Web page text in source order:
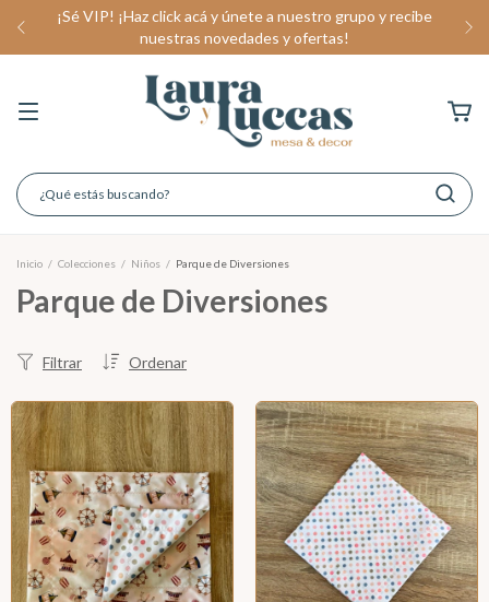
¡Sé VIP! ¡Haz click acá y únete a nuestro grupo y recibe
nuestras novedades y ofertas!
Inicio / Colecciones / Niños / Parque de Diversiones
Parque de Diversiones
Ordenar
Filtrar